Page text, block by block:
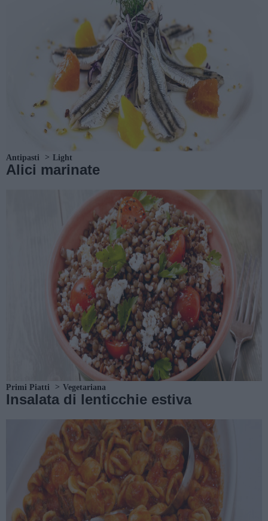
Antipasti Light
Alici marinate
Primi Piatti Vegetariana
Insalata di lenticchie estiva